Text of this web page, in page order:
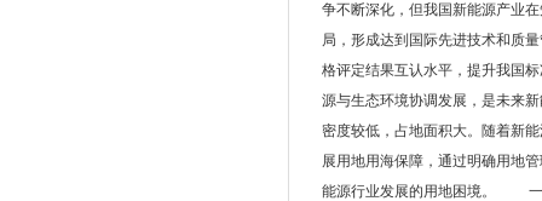
争不断深化，但我国新能源产业
局，形成达到国际先进技术和质
格评定结果互认水平，提升我国
源与生态环境协调发展，是未来
密度较低，占地面积大。随着新
展用地用海保障，通过明确用地
能源行业发展的用地困境。 一